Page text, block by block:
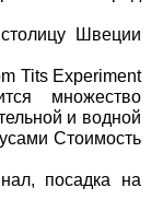
Швеции
Tits Experiment
множество
и водной
Стоимость
посадка на